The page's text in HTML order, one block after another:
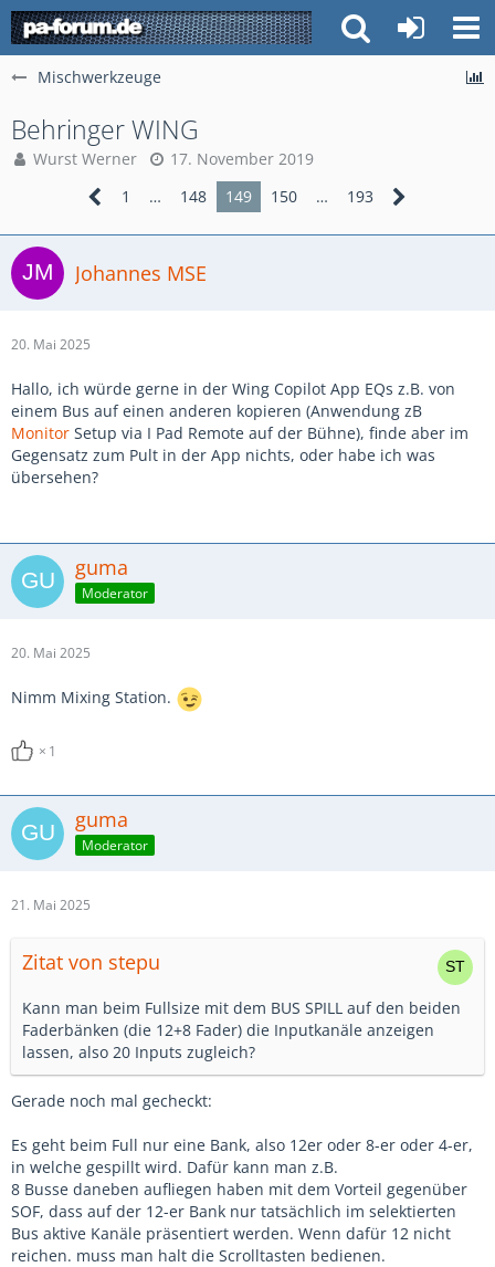
Mischwerkzeuge
Behringer WING
Wurst Werner
17. November 2019
1
… 148 149 150 … 193
Johannes MSE
20. Mai 2025
Hallo, ich würde gerne in der Wing Copilot App EQs z.B. von
einem Bus auf einen anderen kopieren (Anwendung zB
Monitor Setup via I Pad Remote auf der Bühne), finde aber im
Gegensatz zum Pult in der App nichts, oder habe ich was
übersehen?
guma
Moderator
20. Mai 2025
Nimm Mixing Station.
1
guma
Moderator
21. Mai 2025
Zitat von stepu
Kann man beim Fullsize mit dem BUS SPILL auf den beiden
Faderbänken (die 12+8 Fader) die Inputkanäle anzeigen
lassen, also 20 Inputs zugleich?
Gerade noch mal gecheckt:
Es geht beim Full nur eine Bank, also 12er oder 8-er oder 4-er,
in welche gespillt wird. Dafür kann man z.B.
8 Busse daneben aufliegen haben mit dem Vorteil gegenüber
SOF, dass auf der 12-er Bank nur tatsächlich im selektierten
Bus aktive Kanäle präsentiert werden. Wenn dafür 12 nicht
reichen. muss man halt die Scrolltasten bedienen.